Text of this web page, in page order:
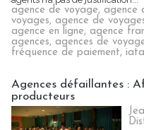
agence de voyage, agence
voyages, agence de
agence en ligne, agence
agences, agences de
fréquence de paiement, iata
Agences défaillantes :
producteurs